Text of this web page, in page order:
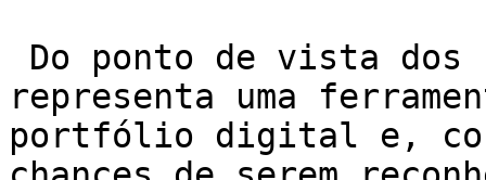
representa uma
portfólio digital e,